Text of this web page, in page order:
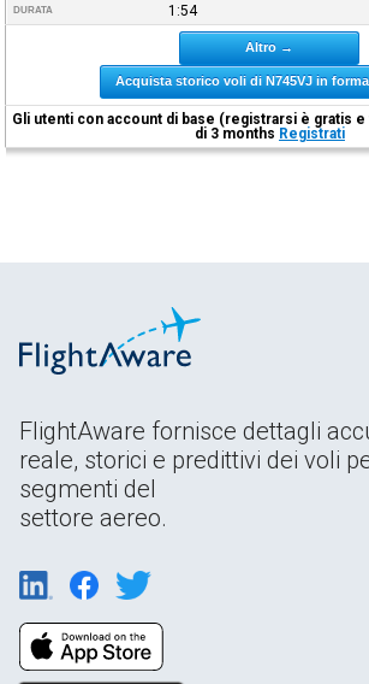
DURATA 1:54
Altro →
Acquista storico voli di N745VJ in
Gli utenti con account di base (registrarsi è gratis
di 3 months Registrati
FlightAware fornisce dettagli
reale, storici e predittivi dei voli
segmenti del
settore aereo.